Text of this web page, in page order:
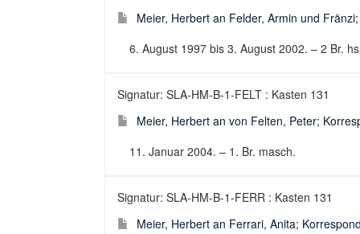
Meier, Herbert an Felder, Armin und
6. August 1997 bis 3. August 2002. – 2 Br.
Signatur: SLA-HM-B-1-FELT : Kasten 131
Meier, Herbert an von Felten, Peter;
11. Januar 2004. – 1. Br. masch.
Signatur: SLA-HM-B-1-FERR : Kasten 131
Meier, Herbert an Ferrari, Anita;